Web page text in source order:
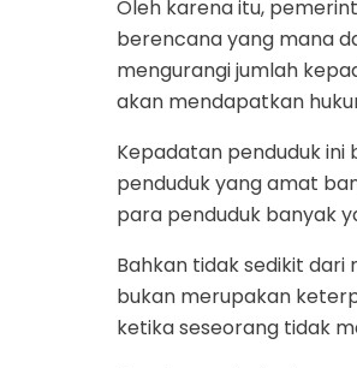
Oleh karena itu,
berencana yang mana
mengurangi jumlah
akan mendapatkan
Kepadatan penduduk ini
penduduk yang amat
para penduduk banyak
Bahkan tidak sedikit dari
bukan merupakan
ketika seseorang tidak